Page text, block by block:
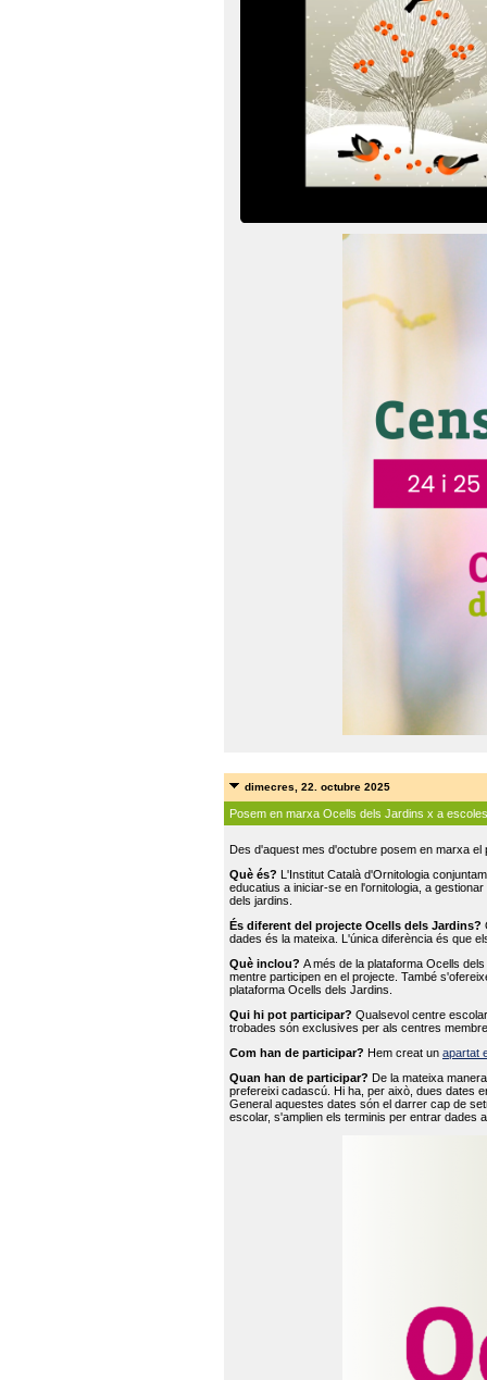
dimecres, 22. octubre 2025
Posem en marxa Ocells dels Jardins x a escoles
Des d'aquest mes d'octubre posem en marxa
Què és? L'Institut Català d'Ornitologia
educatius a iniciar-se en l'ornitologia, a
dels jardins.
És diferent del projecte Ocells dels Jardins?
dades és la mateixa. L'única diferència és que
Què inclou? A més de la plataforma Ocells
mentre participen en el projecte. També
plataforma Ocells dels Jardins.
Qui hi pot participar? Qualsevol centre
trobades són exclusives per als centres
Com han de participar? Hem creat un apartat
Quan han de participar? De la mateixa
prefereixi cadascú. Hi ha, per això, dues dates
General aquestes dates són el darrer cap de
escolar, s'amplien els terminis per entrar dades